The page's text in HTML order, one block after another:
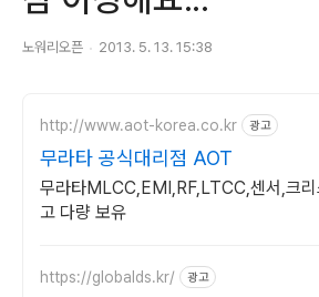
노워리오픈 2013. 5. 13. 15:38
http://www.aot-korea.co.kr 광고
무라타 공식대리점 AOT
무라타MLCC,EMI,RF,LTCC,센서,크리
고 다량 보유
https://globalds.kr/ 광고